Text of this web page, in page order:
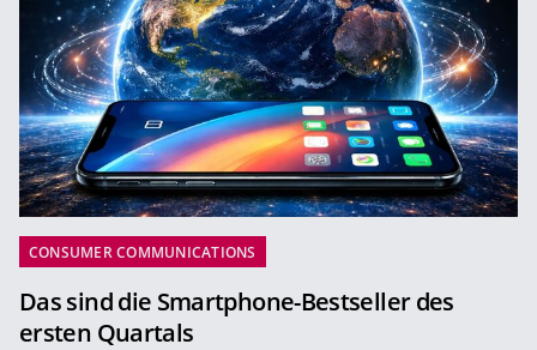
CONSUMER COMMUNICATIONS
Das sind die Smartphone-Bestseller des
ersten Quartals